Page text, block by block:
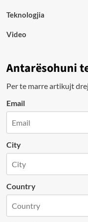
Teknologjia
Video
Antarësohuni
Per te marre artikujt
Email
City
Country